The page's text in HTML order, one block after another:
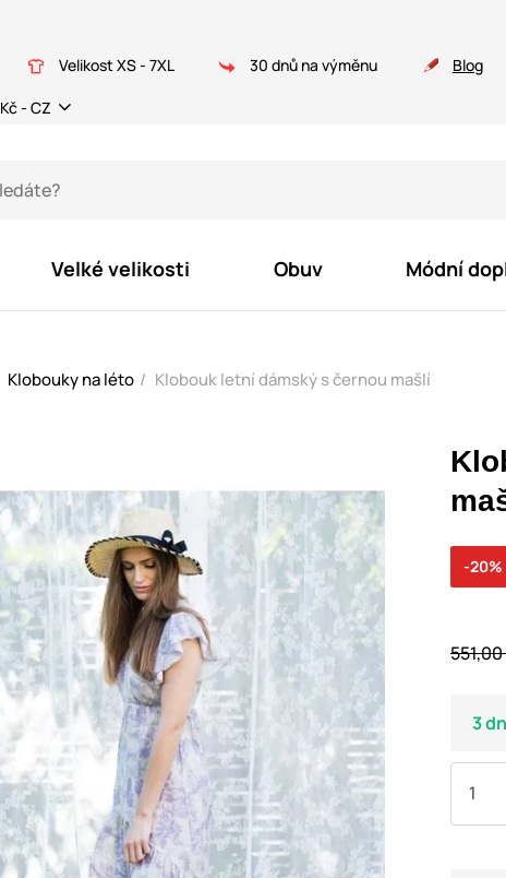
Velikost XS - 7XL 30 dnů na výměnu Blog
Kč - CZ
Velké velikosti Obuv Módní
Klobouky na léto Klobouk letní dámský s černou mašlí
551,00
-20%
3